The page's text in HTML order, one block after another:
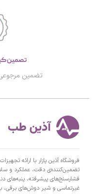
تصمین
تضمین
فروشگاه آذین پازار با ارائه
تضمین‌کننده‌ی دقت، عملکرد و
فشارسنج‌های پیشرفته، پنبه‌های
غیرتماسی و شیر دوش‌های برقی،